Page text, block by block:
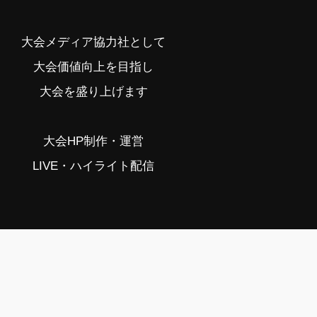
大会メディア協力社として
大会価値向上を目指し
大会を盛り上げます
大会HP制作・運営
LIVE・ハイライト配信